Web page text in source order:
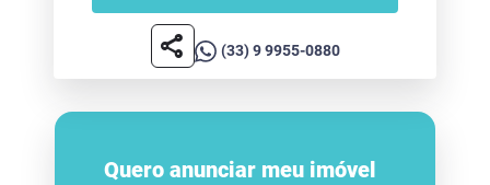
share (33) 9 9955-0880
Quero anunciar meu imóvel